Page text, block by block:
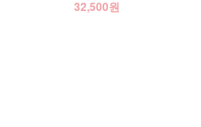
32,500원